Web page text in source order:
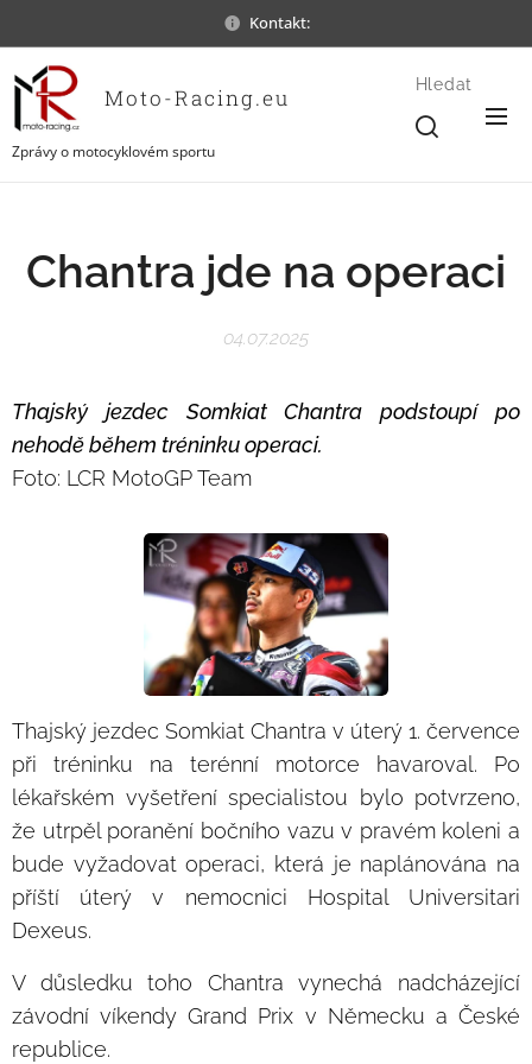
Kontakt:
Moto-Racing.eu
Zprávy o motocyklovém sportu
Hledat
Chantra jde na operaci
04.07.2025
Thajský jezdec Somkiat Chantra podstoupí po
nehodě během tréninku operaci.
Foto: LCR MotoGP Team
Thajský jezdec Somkiat Chantra v úterý 1. července
při tréninku na terénní motorce havaroval. Po
lékařském vyšetření specialistou bylo potvrzeno,
že utrpěl poranění bočního vazu v pravém koleni a
bude vyžadovat operaci, která je naplánována na
příští úterý v nemocnici Hospital Universitari
Dexeus.
V důsledku toho Chantra vynechá nadcházející
závodní víkendy Grand Prix v Německu a České
republice.